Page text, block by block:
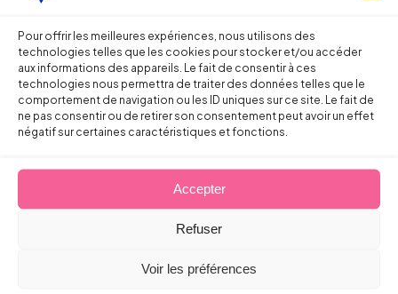
Pour offrir les meilleures expériences, nous utilisons des
technologies telles que les cookies pour stocker et/ou accéder
aux informations des appareils. Le fait de consentir à ces
technologies nous permettra de traiter des données telles que le
comportement de navigation ou les ID uniques sur ce site. Le fait de
ne pas consentir ou de retirer son consentement peut avoir un effet
négatif sur certaines caractéristiques et fonctions.
Accepter
Refuser
Voir les préférences
Sébastien MILLET
2 septembre 2016
Assurer la confidentialité des